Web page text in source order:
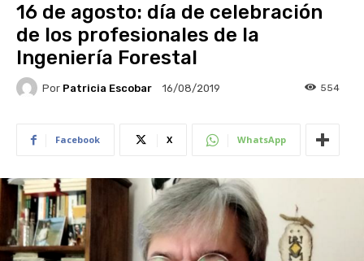
16 de agosto: día de celebración
de los profesionales de la
Ingeniería Forestal
Por Patricia Escobar 16/08/2019 554
Facebook X WhatsApp